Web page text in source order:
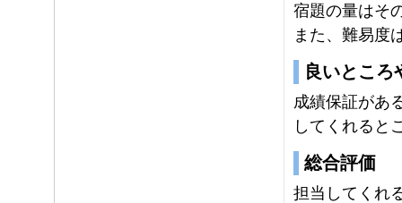
宿題の量はそ
また、難易度
良いところ
成績保証があ
してくれると
総合評価
担当してくれ